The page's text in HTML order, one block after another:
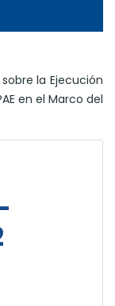
la Ejecución
en el Marco del